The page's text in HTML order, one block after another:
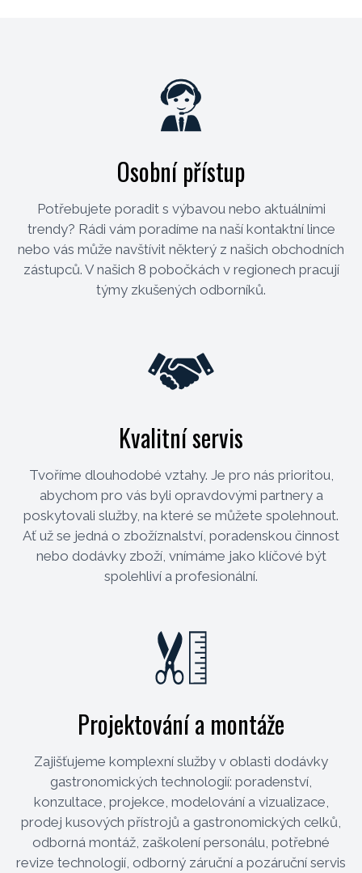
Osobní přístup
Potřebujete poradit s výbavou nebo aktuálními
trendy? Rádi vám poradíme na naší kontaktní lince
nebo vás může navštívit některý z našich obchodních
zástupců. V našich 8 pobočkách v regionech pracují
týmy zkušených odborníků.
Kvalitní servis
Tvoříme dlouhodobé vztahy. Je pro nás prioritou,
abychom pro vás byli opravdovými partnery a
poskytovali služby, na které se můžete spolehnout.
Ať už se jedná o zbožíznalství, poradenskou činnost
nebo dodávky zboží, vnímáme jako klíčové být
spolehliví a profesionální.
Projektování a montáže
Zajišťujeme komplexní služby v oblasti dodávky
gastronomických technologií: poradenství,
konzultace, projekce, modelování a vizualizace,
prodej kusových přístrojů a gastronomických celků,
odborná montáž, zaškolení personálu, potřebné
revize technologií, odborný záruční a pozáruční servis